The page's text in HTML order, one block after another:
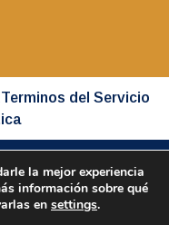
Terminos del Servicio
Rights Reserved
la mejor experiencia
información sobre qué
en settings.